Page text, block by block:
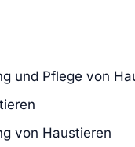
und Pflege von
von Haustieren